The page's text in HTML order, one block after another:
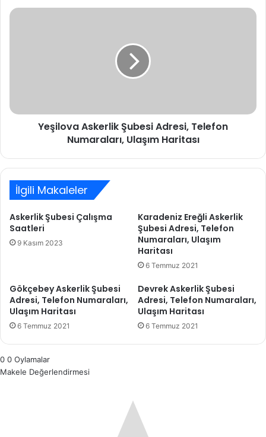
Yeşilova
Yeşilova Askerlik Şubesi Adresi, Telefon
Numaraları, Ulaşım Haritası
İlgili Makaleler
Askerlik Şubesi Çalışma
Saatleri
9 Kasım 2023
Karadeniz Ereğli Askerlik
Şubesi Adresi, Telefon
Numaraları, Ulaşım
Haritası
6 Temmuz 2021
Gökçebey Askerlik Şubesi
Adresi, Telefon Numaraları,
Ulaşım Haritası
6 Temmuz 2021
Devrek Askerlik Şubesi
Adresi, Telefon Numaraları,
Ulaşım Haritası
6 Temmuz 2021
0 0 Oylamalar
Makele Değerlendirmesi